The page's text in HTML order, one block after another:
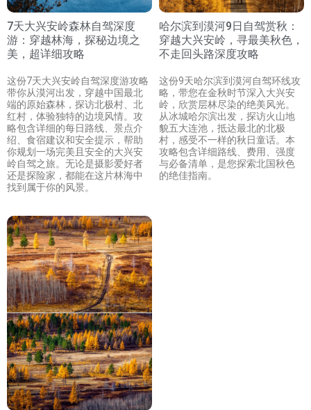
7天大兴安岭森林自驾深度
游：穿越林海，探秘边境之
美，超详细攻略
这份7天大兴安岭自驾深度游攻略
带你从漠河出发，穿越中国最北
端的原始森林，探访北极村、北
红村，体验独特的边境风情。攻
略包含详细的每日路线、景点介
绍、食宿建议和安全提示，帮助
你规划一场完美且安全的大兴安
岭自驾之旅。无论是摄影爱好者
还是探险家，都能在这片林海中
找到属于你的风景。
哈尔滨到漠河9日自驾赏秋：
穿越大兴安岭，寻最美秋色，
不走回头路深度攻略
这份9天哈尔滨到漠河自驾环线攻
略，带您在金秋时节深入大兴安
岭，欣赏层林尽染的绝美风光。
从冰城哈尔滨出发，探访火山地
貌五大连池，抵达最北的北极
村，感受不一样的秋日童话。本
攻略包含详细路线、费用、强度
与必备清单，是您探索北国秋色
的绝佳指南。